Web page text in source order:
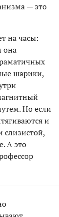
— это
на часы:
она
шарики,
Но если
и
слизистой,
А это